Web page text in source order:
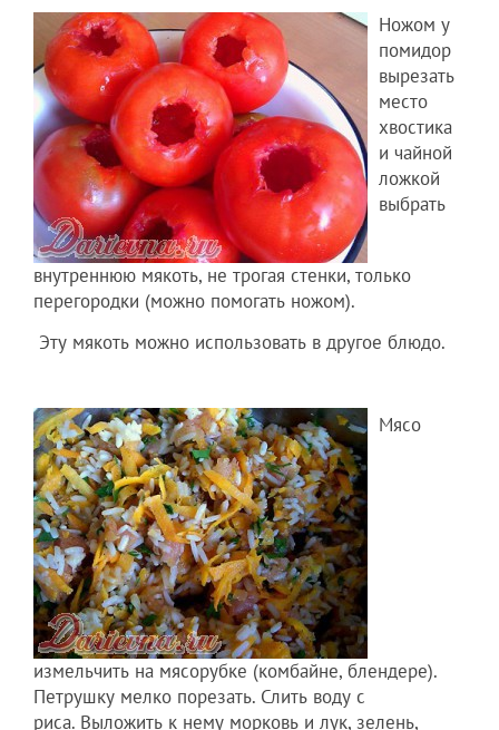
Ножом у
помидор
вырезать
место
хвостика
и чайной
ложкой
выбрать
внутреннюю мякоть, не трогая стенки, только
перегородки (можно помогать ножом).
Эту мякоть можно использовать в другое блюдо.
Мясо
измельчить на мясорубке (комбайне, блендере).
Петрушку мелко порезать. Слить воду с
риса. Выложить к нему морковь и лук, зелень,